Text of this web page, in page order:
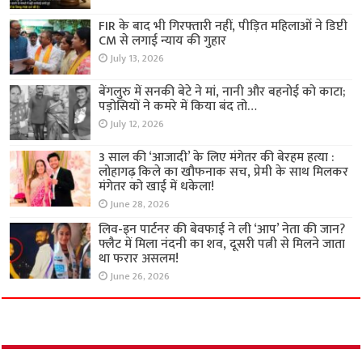
FIR के बाद भी गिरफ्तारी नहीं, पीड़ित महिलाओं ने डिप्टी
CM से लगाई न्याय की गुहार
July 13, 2026
बेंगलुरु में सनकी बेटे ने मां, नानी और बहनोई को काटा;
पड़ोसियों ने कमरे में किया बंद तो…
July 12, 2026
3 साल की ‘आजादी’ के लिए मंगेतर की बेरहम हत्या :
लोहागढ़ किले का खौफनाक सच, प्रेमी के साथ मिलकर
मंगेतर को खाई में धकेला!
June 28, 2026
लिव-इन पार्टनर की बेवफाई ने ली ‘आप’ नेता की जान?
फ्लैट में मिला नंदनी का शव, दूसरी पत्नी से मिलने जाता
था फरार असलम!
June 26, 2026